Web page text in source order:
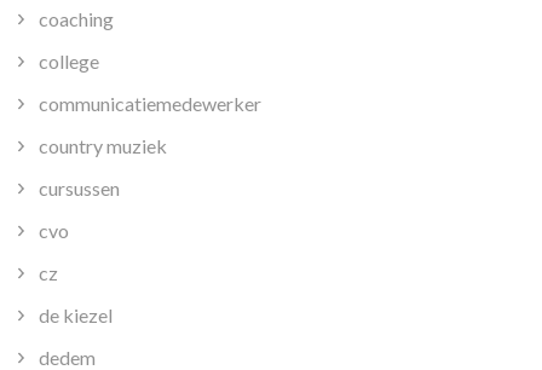
coaching
college
communicatiemedewerker
country muziek
cursussen
cvo
cz
de kiezel
dedem